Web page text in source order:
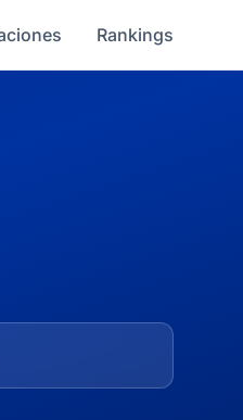
Rankings